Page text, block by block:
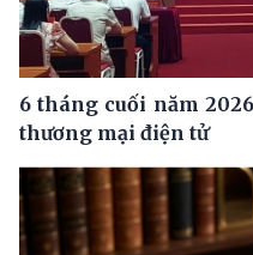
6 tháng cuối năm
thương mại điện tử